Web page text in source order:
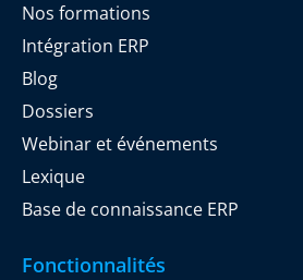
Nos formations
Intégration ERP
Blog
Dossiers
Webinar et événements
Lexique
Base de connaissance ERP
Fonctionnalités